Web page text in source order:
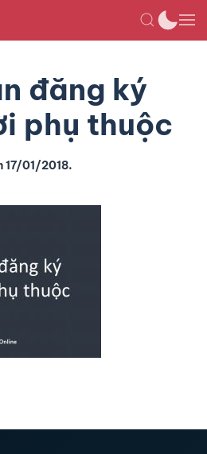
đăng ký
phụ thuộc
17/01/2018.